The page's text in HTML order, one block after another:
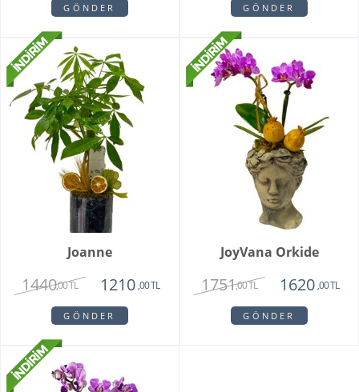
GÖNDER GÖNDER
Joanne
1440,00 TL 1210 ,00 TL
GÖNDER
JoyVana Orkide
1751,00 TL 1620 ,00 TL
GÖNDER